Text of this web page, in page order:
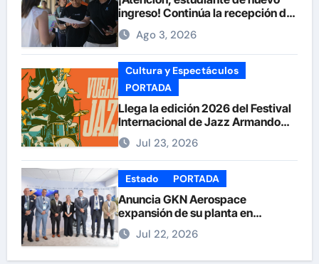
ingreso! Continúa la recepción de
documentos en la UACH.
Ago 3, 2026
Cultura y Espectáculos
PORTADA
Llega la edición 2026 del Festival
Internacional de Jazz Armando
Nuñez
Jul 23, 2026
Estado PORTADA
Anuncia GKN Aerospace
expansión de su planta en
Chihuahua
Jul 22, 2026